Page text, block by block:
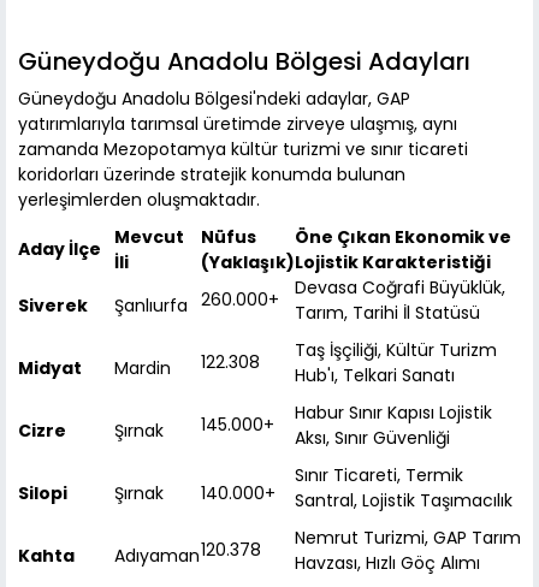
Güneydoğu Anadolu Bölgesi Adayları
Güneydoğu Anadolu Bölgesi'ndeki adaylar, GAP
yatırımlarıyla tarımsal üretimde zirveye ulaşmış, aynı
zamanda Mezopotamya kültür turizmi ve sınır ticareti
koridorları üzerinde stratejik konumda bulunan
yerleşimlerden oluşmaktadır.
Aday İlçe
Mevcut
İli
Nüfus
(Yaklaşık)
Öne Çıkan Ekonomik ve
Lojistik Karakteristiği
Siverek
Şanlıurfa 260.000+
Devasa Coğrafi Büyüklük,
Tarım, Tarihi İl Statüsü
Midyat Mardin 122.308
Taş İşçiliği, Kültür Turizm
Hub'ı, Telkari Sanatı
Cizre Şırnak 145.000+
Habur Sınır Kapısı Lojistik
Aksı, Sınır Güvenliği
Silopi Şırnak 140.000+
Sınır Ticareti, Termik
Santral, Lojistik Taşımacılık
Kahta Adıyaman120.378
Nemrut Turizmi, GAP Tarım
Havzası, Hızlı Göç Alımı